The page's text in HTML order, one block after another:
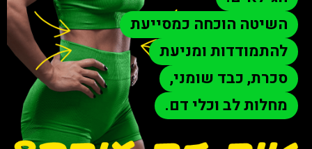
השיטה הוכחה כמסייעת
להתמודדות ומניעת
סכרת, כבד שומני,
מחלות לב וכלי דם.